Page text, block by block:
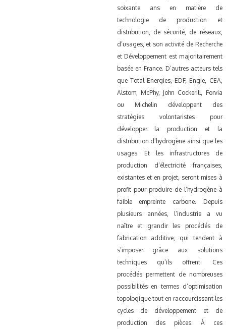
soixante ans en matière de
technologie de production et
distribution, de sécurité, de réseaux,
d’usages, et son activité de Recherche
et Développement est majoritairement
basée en France. D’autres acteurs tels
que Total Energies, EDF, Engie, CEA,
Alstom, McPhy, John Cockerill, Forvia
ou Michelin développent des
stratégies volontaristes pour
développer la production et la
distribution d’hydrogène ainsi que les
usages. Et les infrastructures de
production d’électricité françaises,
existantes et en projet, seront mises à
profit pour produire de l’hydrogène à
faible empreinte carbone. Depuis
plusieurs années, l’industrie a vu
naître et grandir les procédés de
fabrication additive, qui tendent à
s’imposer grâce aux solutions
techniques qu’ils offrent. Ces
procédés permettent de nombreuses
possibilités en termes d’optimisation
topologique tout en raccourcissant les
cycles de développement et de
production des pièces. À ces